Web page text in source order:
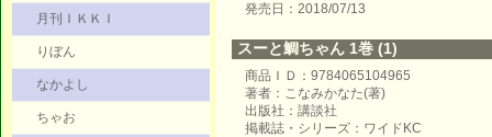
月刊ＩＫＫＩ
りぼん
なかよし
ちゃお
発売日：2018/07/13
スーと鯛ちゃん 1巻 (1)
商品ＩＤ：9784065104965
著者：こなみかなた(著)
出版社：講談社
掲載誌・シリーズ：ワイドKC